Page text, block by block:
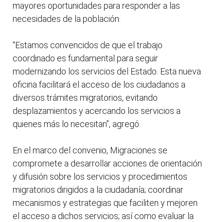
mayores oportunidades para responder a las
necesidades de la población.
“Estamos convencidos de que el trabajo
coordinado es fundamental para seguir
modernizando los servicios del Estado. Esta nueva
oficina facilitará el acceso de los ciudadanos a
diversos trámites migratorios, evitando
desplazamientos y acercando los servicios a
quienes más lo necesitan”, agregó.
En el marco del convenio, Migraciones se
compromete a desarrollar acciones de orientación
y difusión sobre los servicios y procedimientos
migratorios dirigidos a la ciudadanía; coordinar
mecanismos y estrategias que faciliten y mejoren
el acceso a dichos servicios; así como evaluar la